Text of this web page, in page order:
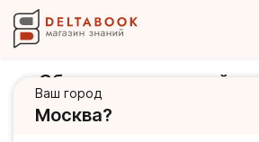
Ваш город
Москва?
Сборник упражнений по
турецкого языка